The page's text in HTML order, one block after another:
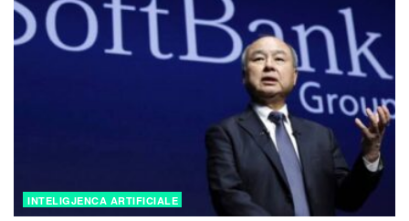
INTELIGJENCA ARTIFICIALE